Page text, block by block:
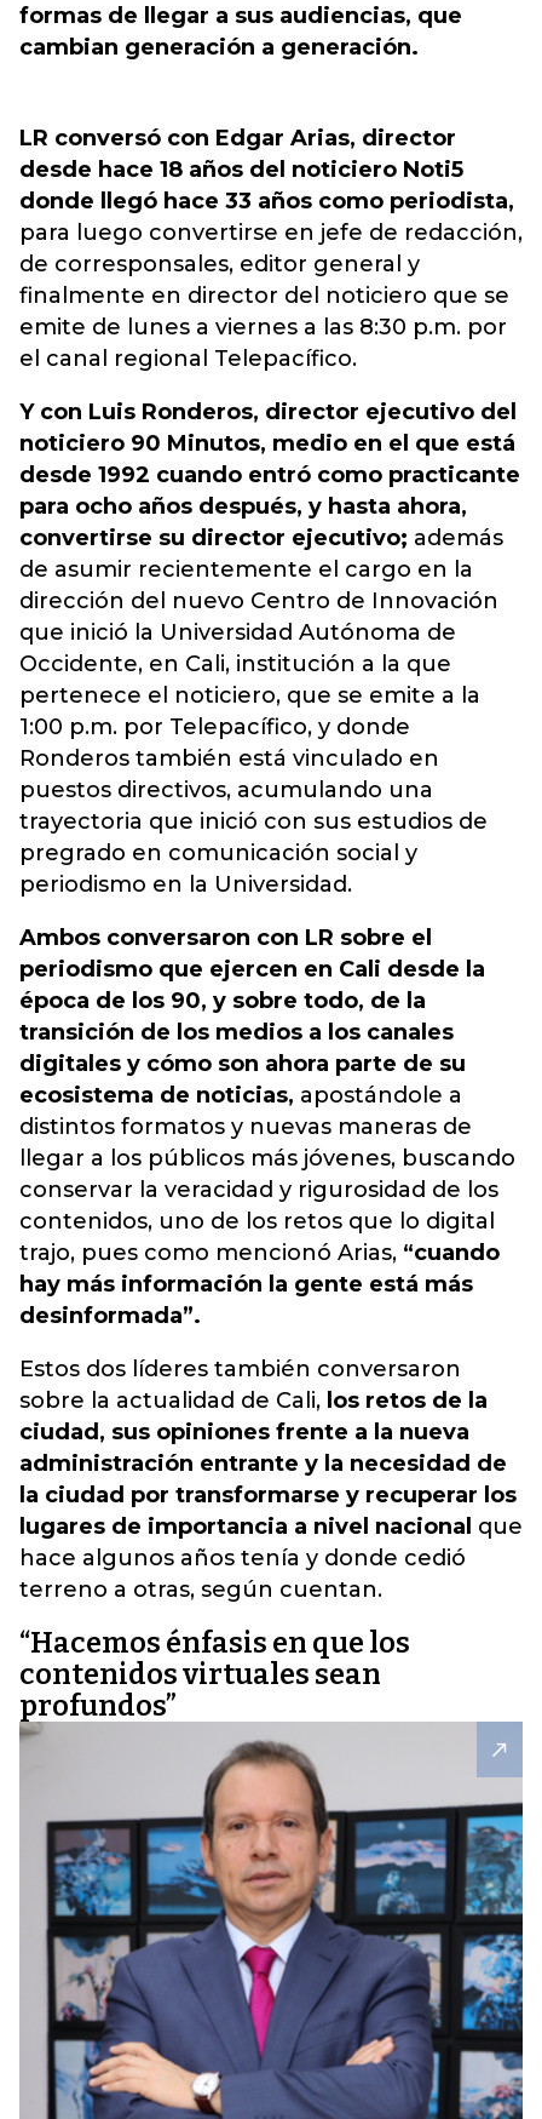
formas de llegar a sus audiencias, que
cambian generación a generación.
LR conversó con Edgar Arias, director
desde hace 18 años del noticiero Noti5
donde llegó hace 33 años como periodista,
para luego convertirse en jefe de redacción,
de corresponsales, editor general y
finalmente en director del noticiero que se
emite de lunes a viernes a las 8:30 p.m. por
el canal regional Telepacífico.
Y con Luis Ronderos, director ejecutivo del
noticiero 90 Minutos, medio en el que está
desde 1992 cuando entró como practicante
para ocho años después, y hasta ahora,
convertirse su director ejecutivo; además
de asumir recientemente el cargo en la
dirección del nuevo Centro de Innovación
que inició la Universidad Autónoma de
Occidente, en Cali, institución a la que
pertenece el noticiero, que se emite a la
1:00 p.m. por Telepacífico, y donde
Ronderos también está vinculado en
puestos directivos, acumulando una
trayectoria que inició con sus estudios de
pregrado en comunicación social y
periodismo en la Universidad.
Ambos conversaron con LR sobre el
periodismo que ejercen en Cali desde la
época de los 90, y sobre todo, de la
transición de los medios a los canales
digitales y cómo son ahora parte de su
ecosistema de noticias, apostándole a
distintos formatos y nuevas maneras de
llegar a los públicos más jóvenes, buscando
conservar la veracidad y rigurosidad de los
contenidos, uno de los retos que lo digital
trajo, pues como mencionó Arias, “cuando
hay más información la gente está más
desinformada”.
Estos dos líderes también conversaron
sobre la actualidad de Cali, los retos de la
ciudad, sus opiniones frente a la nueva
administración entrante y la necesidad de
la ciudad por transformarse y recuperar los
lugares de importancia a nivel nacional que
hace algunos años tenía y donde cedió
terreno a otras, según cuentan.
“Hacemos énfasis en que los
contenidos virtuales sean
profundos”